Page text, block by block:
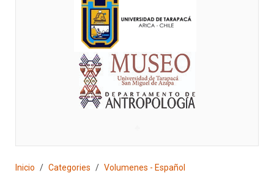
Inicio Categories
Volumenes - Español